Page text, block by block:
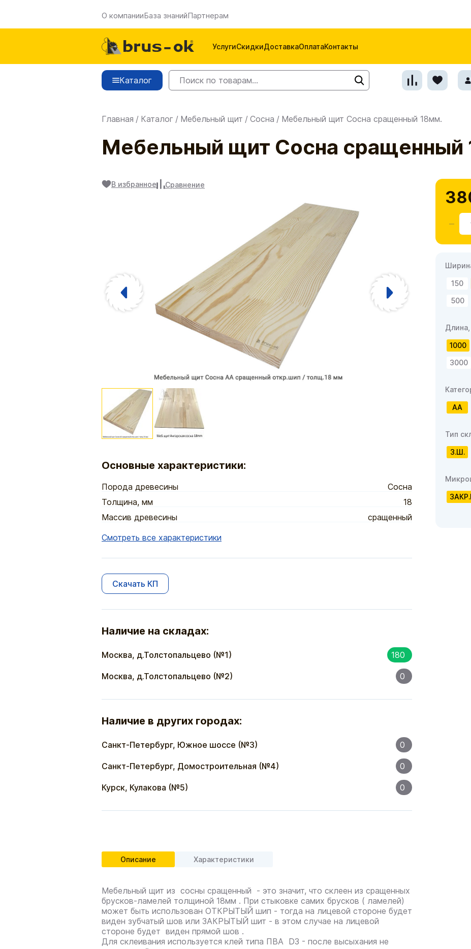
О компанииБаза знанийПартнерам
УслугиСкидкиДоставкаОплатаКонтакты
Каталог
Главная / Каталог / Мебельный щит / Сосна / Мебельный щит Сосна сращенный 18мм.
Мебельный щит Сосна сращенный
В избранное Сравнение
Основные характеристики:
Порода древесины
Сосна
Толщина, мм
18
Массив древесины
сращенный
Смотреть все характеристики
Скачать КП
Наличие на складах:
Москва, д.Толстопальцево (№1) 180
Москва, д.Толстопальцево (№2) 0
Наличие в других городах:
Санкт-Петербург, Южное шоссе (№3) 0
Санкт-Петербург, Домостроительная (№4) 0
Курск, Кулакова (№5) 0
Описание Характеристики
Мебельный щит из сосны сращенный - это значит, что склеен из сращенных
брусков-ламелей толщиной 18мм . При стыковке самих брусков ( ламелей)
может быть использован ОТКРЫТЫЙ шип - тогда на лицевой стороне будет
виден зубчатый шов или ЗАКРЫТЫЙ шит - в этом случае на лицевой
стороне будет виден прямой шов .
Для склеивания используется клей типа ПВА D3 - после высыхания не
150
500
1000
3000
АА
Тип
З.Ш.